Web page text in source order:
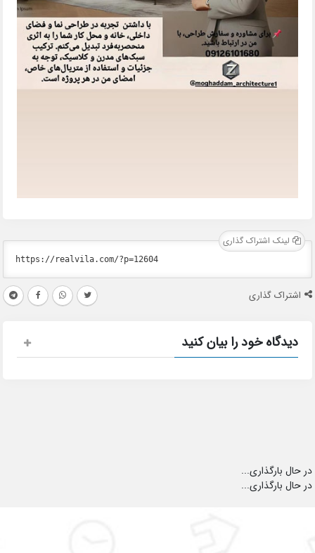
لینک اشتراک گذاری
اشتراک گذاری
دیدگاه خود را بیان کنید
در حال بارگذاری...
در حال بارگذاری...